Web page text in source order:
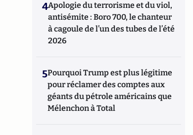
4Apologie du terrorisme et du viol,
antisémite : Boro 700, le chanteur
à cagoule de l’un des tubes de l’été
2026
5Pourquoi Trump est plus légitime
pour réclamer des comptes aux
géants du pétrole américains que
Mélenchon à Total